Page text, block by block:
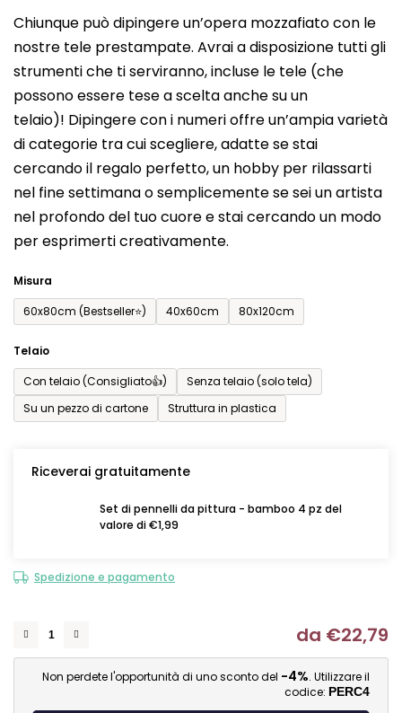
Chiunque può dipingere un’opera mozzafiato con le
nostre tele prestampate. Avrai a disposizione tutti gli
strumenti che ti serviranno, incluse le tele (che
possono essere tese a scelta anche su un
telaio)! Dipingere con i numeri offre un’ampia varietà
di categorie tra cui scegliere, adatte se stai
cercando il regalo perfetto, un hobby per rilassarti
nel fine settimana o semplicemente se sei un artista
nel profondo del tuo cuore e stai cercando un modo
per esprimerti creativamente.
Misura
60x80cm (Bestseller⭐)
40x60cm 80x120cm
Telaio
Con telaio (Consigliato👍)
Senza telaio (solo tela)
Su un pezzo di cartone
Struttura in plastica
Riceverai gratuitamente
Set di pennelli da pittura - bamboo 4 pz del
valore di €1,99
Spedizione e pagamento
da €22,79
Non perdete l'opportunità di uno sconto del -4%. Utilizzare il
codice: PERC4
prodotto
è
0,0
su
5
stelle.